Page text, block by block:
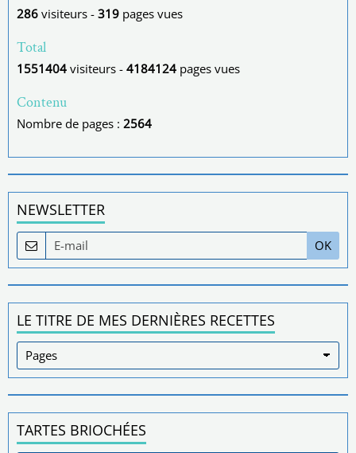
286 visiteurs - 319 pages vues
Total
1551404 visiteurs - 4184124 pages vues
Contenu
Nombre de pages : 2564
NEWSLETTER
OK
LE TITRE DE MES DERNIÈRES RECETTES
TARTES BRIOCHÉES